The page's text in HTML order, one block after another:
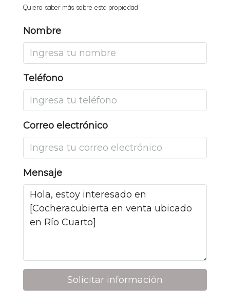
Quiero saber más sobre esta propiedad
Nombre
Teléfono
Correo electrónico
Mensaje
Solicitar información